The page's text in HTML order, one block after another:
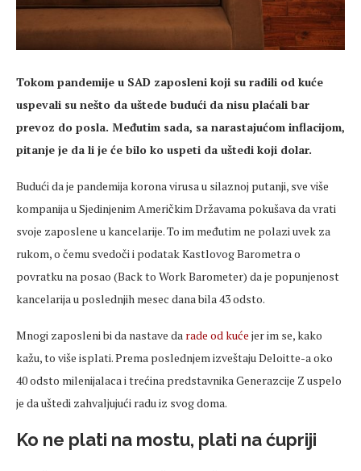
Tokom pandemije u SAD zaposleni koji su radili od kuće
uspevali su nešto da uštede budući da nisu plaćali bar
prevoz do posla. Međutim sada, sa narastajućom inflacijom,
pitanje je da li je će bilo ko uspeti da uštedi koji dolar.
Budući da je pandemija korona virusa u silaznoj putanji, sve više
kompanija u Sjedinjenim Američkim Državama pokušava da vrati
svoje zaposlene u kancelarije. To im međutim ne polazi uvek za
rukom, o čemu svedoči i podatak Kastlovog Barometra o
povratku na posao (Back to Work Barometer) da je popunjenost
kancelarija u poslednjih mesec dana bila 43 odsto.
Mnogi zaposleni bi da nastave da rade od kuće jer im se, kako
kažu, to više isplati. Prema poslednjem izveštaju Deloitte-a oko
40 odsto milenijalaca i trećina predstavnika Generazcije Z uspelo
je da uštedi zahvaljujući radu iz svog doma.
Ko ne plati na mostu, plati na ćupriji